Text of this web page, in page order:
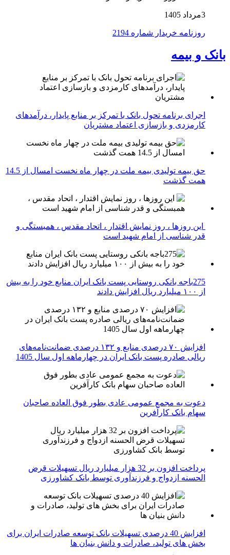
3مرداد 1405
روزنامه خریدار شماره 2194
بانک و بیمه
اجرای برنامه تحول بانک با تمرکز بر منابع پایدار، درآمدهای
کارمزدی و بازسازی اعتماد مشتریان
حق بیمه تولیدی بیمه ملت در چهار ماه نخست امسال از 14.5
همت گذشت
این روزها ، روز نمایش اقتدار ، اتحاد مقدس ، همبستگی و
قدر شناسی از امام شهید است
275باجه بانکی روستایی پست بانک ایران منابع خود را به بیش
از ۱۰۰ میلیارد ریال افزایش دادند
افزایش ۷۰ درصدی منابع و ۱۳۲ درصدی ضمانت‌نامه‌های
ریالی صادره پست بانک ایران در چهارماهه اول سال 1405
دعوت به مجمع عمومی عادی بطور فوق العاده صاحبان
سهام بانک کارآفرین
پرداخت افزون بر 32 هزار میلیارد ریال تسهیلات قرض
الحسنه ازدواج و فرزندآوری توسط بانک کشاورزی
افزایش 40 درصدی تسهیلات بانک توسعه صادرات ایران برای
بخش های تولید، صادرات و دانش بنیان ها